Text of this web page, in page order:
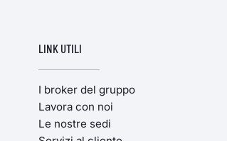
LINK UTILI
I broker del gruppo
Lavora con noi
Le nostre sedi